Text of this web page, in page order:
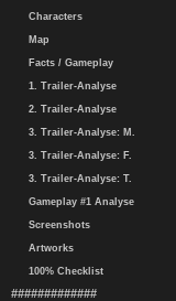
Characters
Map
Facts / Gameplay
1. Trailer-Analyse
2. Trailer-Analyse
3. Trailer-Analyse: M.
3. Trailer-Analyse: F.
3. Trailer-Analyse: T.
Gameplay #1 Analyse
Screenshots
Artworks
100% Checklist
#############